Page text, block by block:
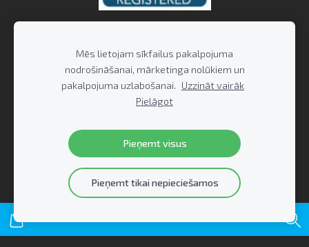
Mēs lietojam sīkfailus pakalpojuma
nodrošināšanai, mārketinga nolūkiem un
pakalpojuma uzlabošanai. Uzzināt vairāk
Pielāgot
Pieņemt visus
Pieņemt tikai nepieciešamos